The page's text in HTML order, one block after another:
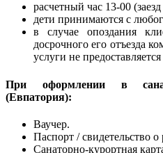
расчетный час 13-00
дети принимаются с
в случае опоздания
досрочного его отъезда
услуги не предоставляется
При оформлении в
(Евпатория):
Ваучер.
Паспорт / свидетельство
Санаторно-курортная